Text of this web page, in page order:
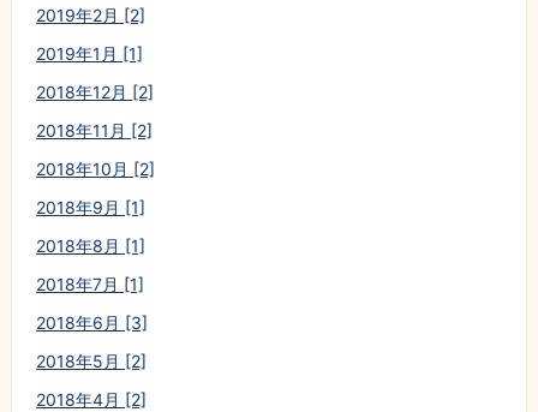
2019年2月 [2]
2019年1月 [1]
2018年12月 [2]
2018年11月 [2]
2018年10月 [2]
2018年9月 [1]
2018年8月 [1]
2018年7月 [1]
2018年6月 [3]
2018年5月 [2]
2018年4月 [2]